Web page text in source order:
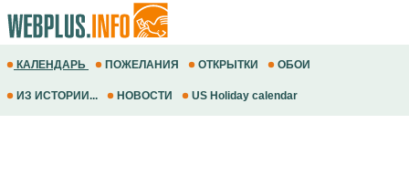
КАЛЕНДАРЬ ПОЖЕЛАНИЯ ОТКРЫТКИ ОБОИ
ИЗ ИСТОРИИ... НОВОСТИ US Holiday calendar